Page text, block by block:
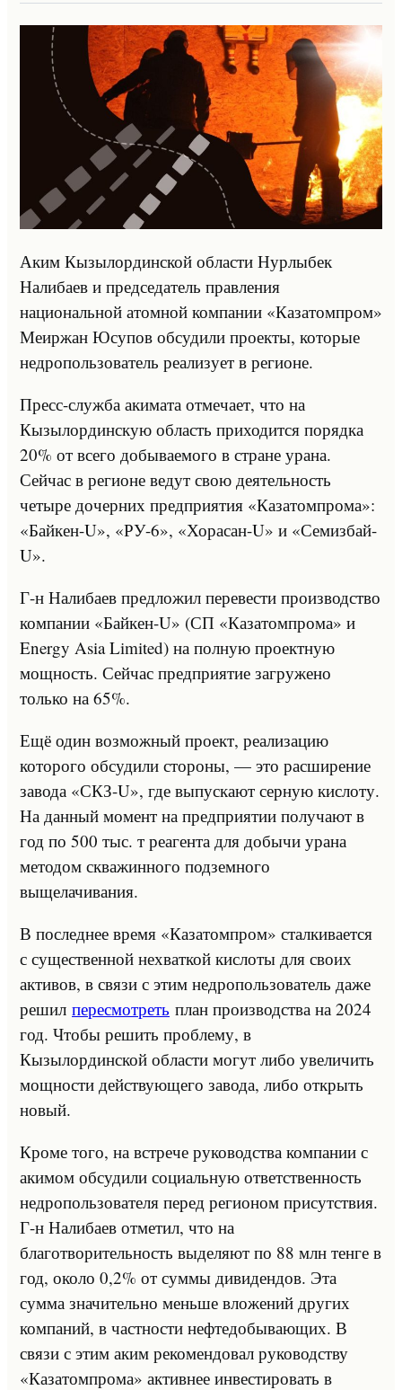
Аким Кызылординской области Нурлыбек
Налибаев и председатель правления
национальной атомной компании «Казатомпром»
Меиржан Юсупов обсудили проекты, которые
недропользователь реализует в регионе.
Пресс-служба акимата отмечает, что на
Кызылординскую область приходится порядка
20% от всего добываемого в стране урана.
Сейчас в регионе ведут свою деятельность
четыре дочерних предприятия «Казатомпрома»:
«Байкен-U», «РУ-6», «Хорасан-U» и «Семизбай-
U».
Г-н Налибаев предложил перевести производство
компании «Байкен-U» (СП «Казатомпрома» и
Energy Asia Limited) на полную проектную
мощность. Сейчас предприятие загружено
только на 65%.
Ещё один возможный проект, реализацию
которого обсудили стороны, — это расширение
завода «СКЗ-U», где выпускают серную кислоту.
На данный момент на предприятии получают в
год по 500 тыс. т реагента для добычи урана
методом скважинного подземного
выщелачивания.
В последнее время «Казатомпром» сталкивается
с существенной нехваткой кислоты для своих
активов, в связи с этим недропользователь даже
решил пересмотреть план производства на 2024
год. Чтобы решить проблему, в
Кызылординской области могут либо увеличить
мощности действующего завода, либо открыть
новый.
Кроме того, на встрече руководства компании с
акимом обсудили социальную ответственность
недропользователя перед регионом присутствия.
Г-н Налибаев отметил, что на
благотворительность выделяют по 88 млн тенге в
год, около 0,2% от суммы дивидендов. Эта
сумма значительно меньше вложений других
компаний, в частности нефтедобывающих. В
связи с этим аким рекомендовал руководству
«Казатомпрома» активнее инвестировать в